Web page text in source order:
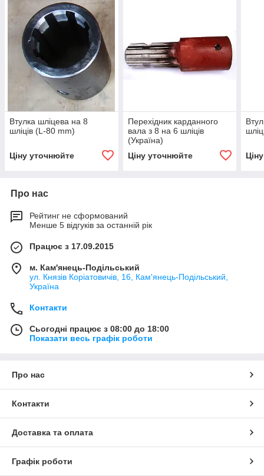
Втулка шліцева на 8
шліців (L-80 mm)
Ціну уточнюйте
Перехідник карданного
вала з 8 на 6 шліців
(Україна)
Ціну уточнюйте
Про нас
Рейтинг не сформований
Менше 5 відгуків за останній рік
Працює з 17.09.2015
м. Кам'янець-Подільський
ул. Князів Коріатовичів, 16, Кам'янець-Подільський,
Україна
Контакти
Сьогодні працює з 08:00 до 18:00
Показати весь графік роботи
Про нас
Контакти
Доставка та оплата
Графік роботи